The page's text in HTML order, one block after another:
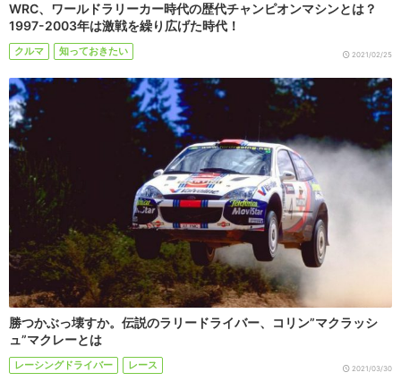
WRC、ワールドラリーカー時代の歴代チャンピオンマシンとは？
1997-2003年は激戦を繰り広げた時代！
クルマ 知っておきたい 2021/02/25
勝つかぶっ壊すか。伝説のラリードライバー、コリン”マクラッシ
ュ”マクレーとは
レーシングドライバー レース 2021/03/30